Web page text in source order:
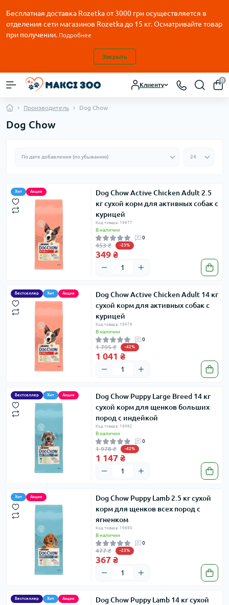
Бесплатная доставка Rozetka от3000 грн осуществляется в
отделения сети магазинов Rozetka до 15 кг. Осматривайте товар
при получении. Подробнее
Закрыть
Клиенту
0
Производитель Dog Chow
Dog Chow
Хит Акция
Dog Chow Active Chicken Adult 2.5
кг сухой корм для активных собак с
курицей
Код товара: 19677
В наличии
0
453 ₴ -23%
349 ₴
Бестселлер Хит Акция
Dog Chow Active Chicken Adult 14 кг
сухой корм для активных собак с
курицей
Код товара: 18478
В наличии
0
1 795 ₴ -42%
1 041 ₴
Бестселлер Хит Акция
Dog Chow Puppy Large Breed 14 кг
сухой корм для щенков больших
пород с индейкой
Код товара: 18482
В наличии
0
1 978 ₴ -42%
1 147 ₴
Хит Акция
Dog Chow Puppy Lamb 2.5 кг сухой
корм для щенков всех пород с
ягненком
Код товара: 19690
В наличии
0
477 ₴ -23%
367 ₴
Бестселлер Хит Акция
Dog Chow Puppy Lamb 14 кг сухой